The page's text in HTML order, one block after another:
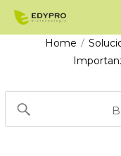
contenutoHome /